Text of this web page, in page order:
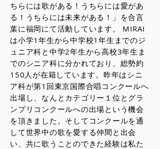
ちらには歌がある！うちらには愛があ
る！うちらには未来がある！」を合言
葉に福岡にて活動しています。 MIRAI
は小学1年生から中学校1年生までのジ
ュニア科と中学2年生から高校3年生ま
でのシニア科に分かれており、総勢約
150人が在籍しています。昨年はシニ
ア科が第1回東京国際合唱コンクールへ
出場し、なんとカテゴリー１位とグラ
ンプリコンクールへの出場という機会
を頂きました。そしてコンクールを通
して世界中の歌を愛する仲間と出会
い、共に歌うことのできた経験は私た